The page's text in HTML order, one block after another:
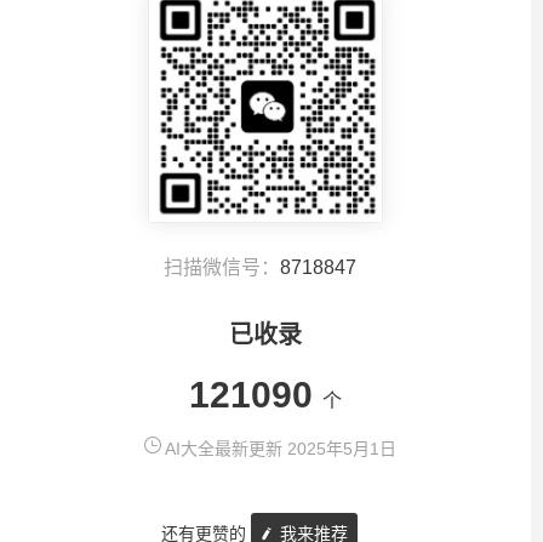
扫描微信号： 8718847
已收录
121090 个
AI大全最新更新 2025年5月1日
还有更赞的 我来推荐